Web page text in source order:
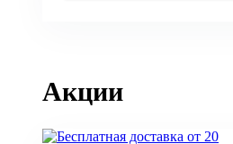
Акции